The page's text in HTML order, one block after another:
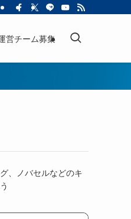
営チーム募集
、ノバセルなどのキ